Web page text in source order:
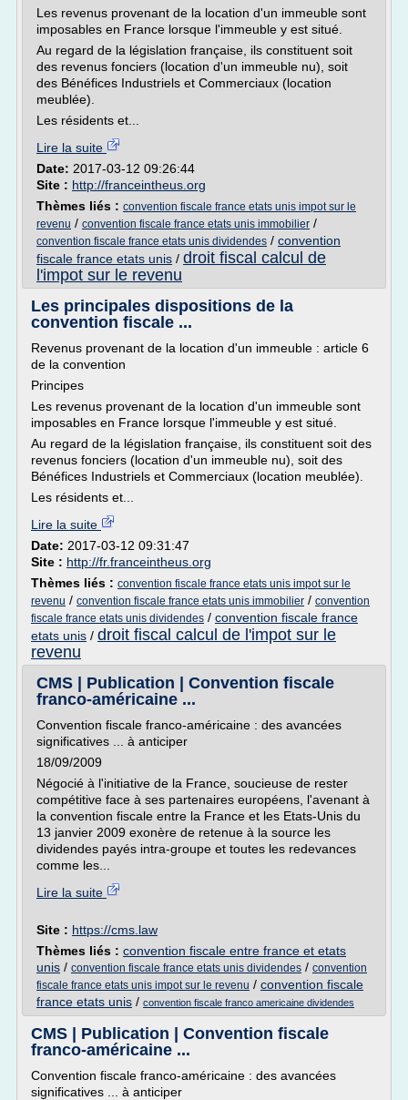
Les revenus provenant de la location d'un immeuble sont
imposables en France lorsque l'immeuble y est situé.
Au regard de la législation française, ils constituent soit
des revenus fonciers (location d'un immeuble nu), soit
des Bénéfices Industriels et Commerciaux (location
meublée).
Les résidents et...
Lire la suite
Date: 2017-03-12 09:26:44
Site : http://franceintheus.org
Thèmes liés : convention fiscale france etats unis impot sur le
revenu / convention fiscale france etats unis immobilier /
convention fiscale france etats unis dividendes / convention
fiscale france etats unis / droit fiscal calcul de
l'impot sur le revenu
Les principales dispositions de la
convention fiscale ...
Revenus provenant de la location d'un immeuble : article 6
de la convention
Principes
Les revenus provenant de la location d'un immeuble sont
imposables en France lorsque l'immeuble y est situé.
Au regard de la législation française, ils constituent soit des
revenus fonciers (location d'un immeuble nu), soit des
Bénéfices Industriels et Commerciaux (location meublée).
Les résidents et...
Lire la suite
Date: 2017-03-12 09:31:47
Site : http://fr.franceintheus.org
Thèmes liés : convention fiscale france etats unis impot sur le
revenu / convention fiscale france etats unis immobilier / convention
fiscale france etats unis dividendes / convention fiscale france
etats unis / droit fiscal calcul de l'impot sur le
revenu
CMS | Publication | Convention fiscale
franco-américaine ...
Convention fiscale franco-américaine : des avancées
significatives ... à anticiper
18/09/2009
Négocié à l'initiative de la France, soucieuse de rester
compétitive face à ses partenaires européens, l'avenant à
la convention fiscale entre la France et les Etats-Unis du
13 janvier 2009 exonère de retenue à la source les
dividendes payés intra-groupe et toutes les redevances
comme les...
Lire la suite
Site : https://cms.law
Thèmes liés : convention fiscale entre france et etats
unis / convention fiscale france etats unis dividendes / convention
fiscale france etats unis impot sur le revenu / convention fiscale
france etats unis / convention fiscale franco americaine dividendes
CMS | Publication | Convention fiscale
franco-américaine ...
Convention fiscale franco-américaine : des avancées
significatives ... à anticiper